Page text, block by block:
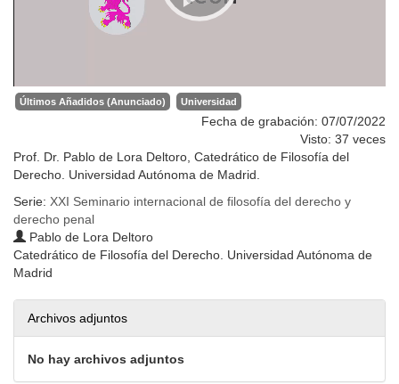
Últimos Añadidos (Anunciado) Universidad
Fecha de grabación: 07/07/2022
Visto: 37 veces
Prof. Dr. Pablo de Lora Deltoro, Catedrático de Filosofía del
Derecho. Universidad Autónoma de Madrid.
Serie: XXI Seminario internacional de filosofía del derecho y
derecho penal
Pablo de Lora Deltoro
Catedrático de Filosofía del Derecho. Universidad Autónoma de
Madrid
Archivos adjuntos
No hay archivos adjuntos